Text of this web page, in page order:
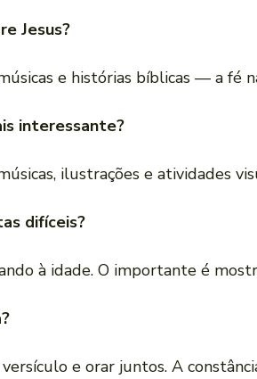
Jesus?
e histórias bíblicas — a fé
interessante?
ilustrações e atividades
difíceis?
à idade. O importante é
e orar juntos. A